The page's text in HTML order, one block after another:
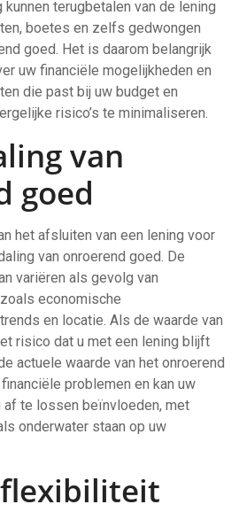
terugbetalen van de lening
boetes en zelfs gedwongen
goed. Het is daarom belangrijk
uw financiële mogelijkheden en
die past bij uw budget en
risico’s te minimaliseren.
van
goed
het afsluiten van een lening voor
van onroerend goed. De
variëren als gevolg van
economische
en locatie. Als de waarde van
risico dat u met een lening blijft
actuele waarde van het onroerend
problemen en kan uw
af te lossen beïnvloeden, met
onderwater staan op uw